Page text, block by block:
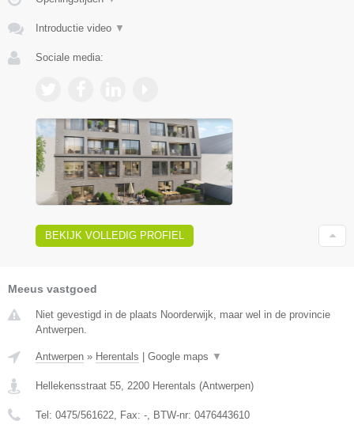
Introductie video ▼
Sociale media:
BEKIJK VOLLEDIG PROFIEL
Meeus vastgoed
Niet gevestigd in de plaats Noorderwijk, maar wel in de provincie
Antwerpen.
Antwerpen » Herentals | Google maps ▼
Hellekensstraat 55 2200 Herentals (Antwerpen)
Tel: 0475/561622 , Fax: - , BTW-nr: 0476443610